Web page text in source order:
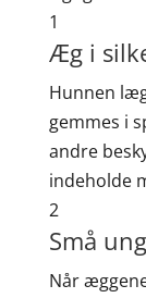
1
Æg i
Hunnen
gemmes i
andre
indeholde
2
Små
Når